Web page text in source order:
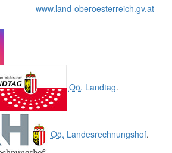
www.land-oberoesterreich.gv.at
Oö. Landtag.
Oö. Landesrechnungshof.